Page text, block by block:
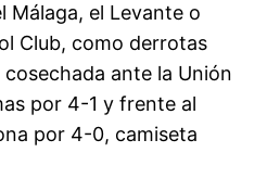
Málaga, el Levante o
Club, como derrotas
ante la Unión
por 4-1 y frente al
por 4-0, camiseta